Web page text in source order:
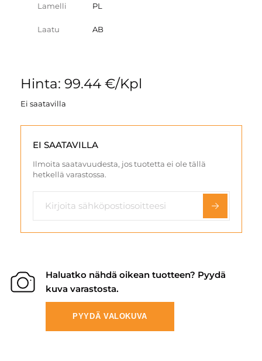
Lamelli PL
Laatu AB
Hinta: 99.44 €/Kpl
Ei saatavilla
EI SAATAVILLA
Ilmoita saatavuudesta, jos tuotetta ei ole tällä
hetkellä varastossa.
Haluatko nähdä oikean tuotteen? Pyydä
kuva varastosta.
PYYDÄ VALOKUVA